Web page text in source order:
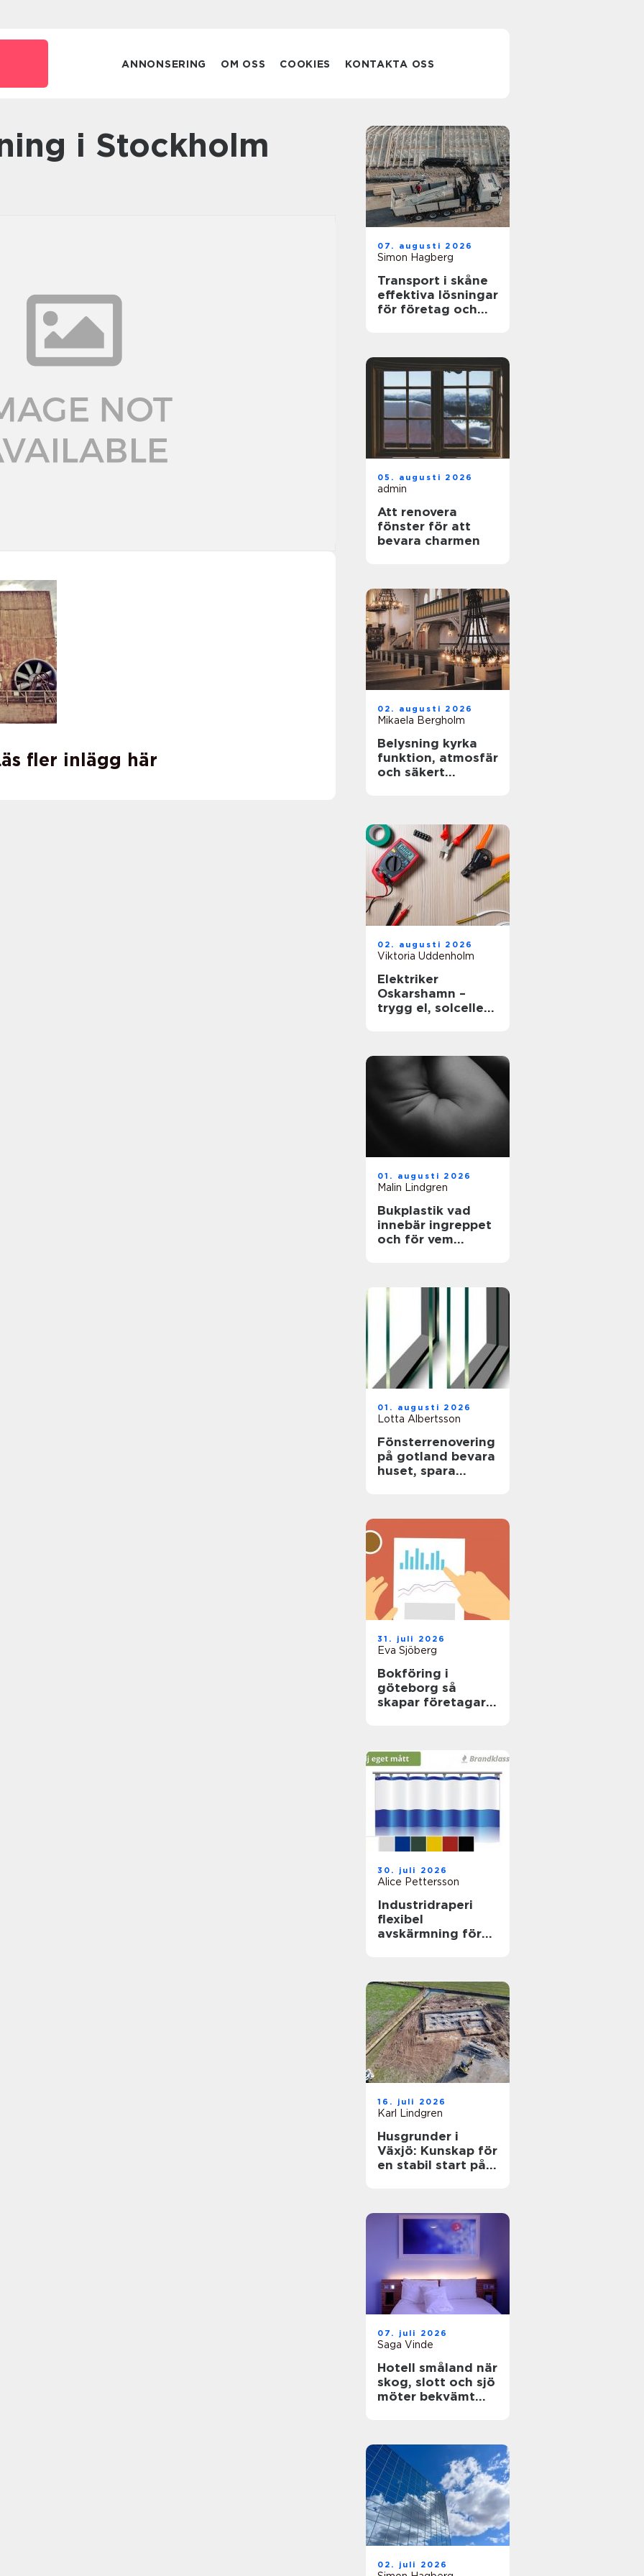
ANNONSERING OM OSS COOKIES KONTAKTA OSS
i Stockholm
fler inlägg här
07. augusti 2026
Simon Hagberg
Transport i skåne
effektiva lösningar
för företag och
05. augusti 2026
admin
Att renovera
fönster för att
bevara charmen
02. augusti 2026
Mikaela Bergholm
Belysning kyrka
funktion, atmosfär
och säkert
02. augusti 2026
Viktoria Uddenholm
Elektriker
Oskarshamn –
trygg el, solceller
01. augusti 2026
Malin Lindgren
Bukplastik vad
innebär ingreppet
och för vem
01. augusti 2026
Lotta Albertsson
Fönsterrenovering
på gotland bevara
huset, spara
31. juli 2026
Eva Sjöberg
Bokföring i
göteborg så
skapar företagare
30. juli 2026
Alice Pettersson
Industridraperi
flexibel
avskärmning för
16. juli 2026
Karl Lindgren
Husgrunder i
Växjö: Kunskap för
en stabil start på
07. juli 2026
Saga Vinde
Hotell småland när
skog, slott och sjö
möter bekvämt
02. juli 2026